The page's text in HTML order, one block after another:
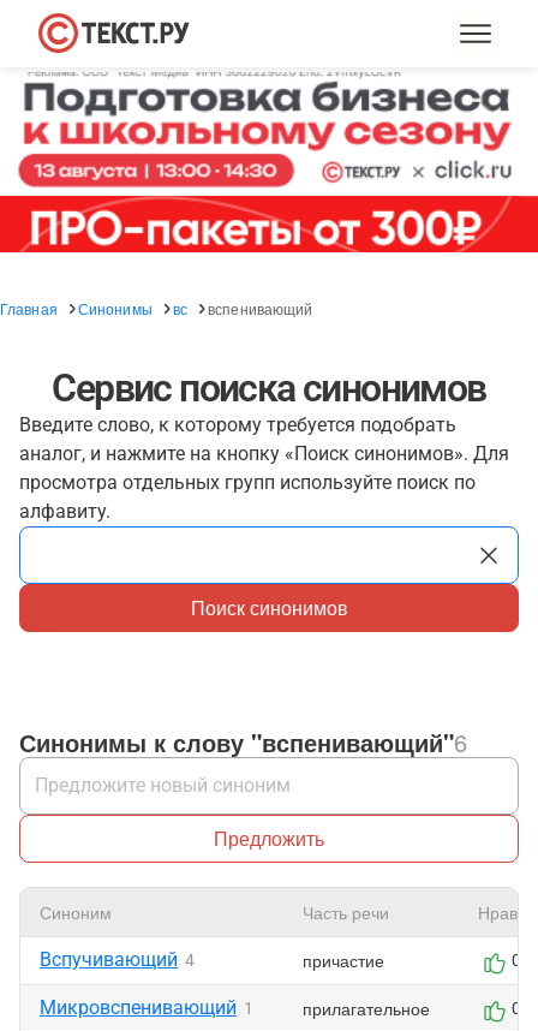
Главная Синонимы вс вспенивающий
Сервис поиска синонимов
Введите слово, к которому требуется подобрать
аналог, и нажмите на кнопку «Поиск синонимов». Для
просмотра отдельных групп используйте поиск по
алфавиту.
Поиск синонимов
Синонимы к слову "вспенивающий"6
Предложить
Синоним Часть речи
Вспучивающий 4 причастие 0
Микровспенивающий 1 прилагательное 0